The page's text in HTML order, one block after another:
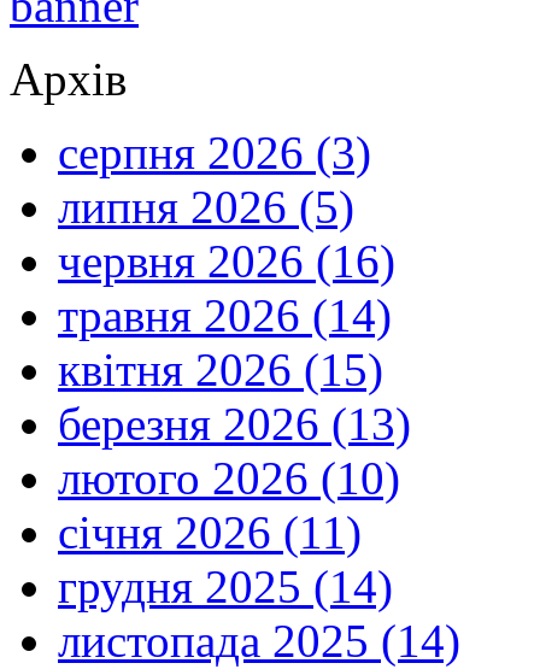
Архів
серпня 2026 (3)
липня 2026 (5)
червня 2026 (16)
травня 2026 (14)
квітня 2026 (15)
березня 2026 (13)
лютого 2026 (10)
січня 2026 (11)
грудня 2025 (14)
листопада 2025 (14)